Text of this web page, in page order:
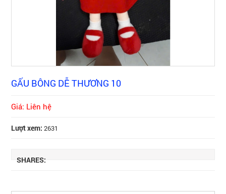
GẤU BÔNG DỄ THƯƠNG 10
Giá: Liên hệ
Lượt xem: 2631
SHARES: